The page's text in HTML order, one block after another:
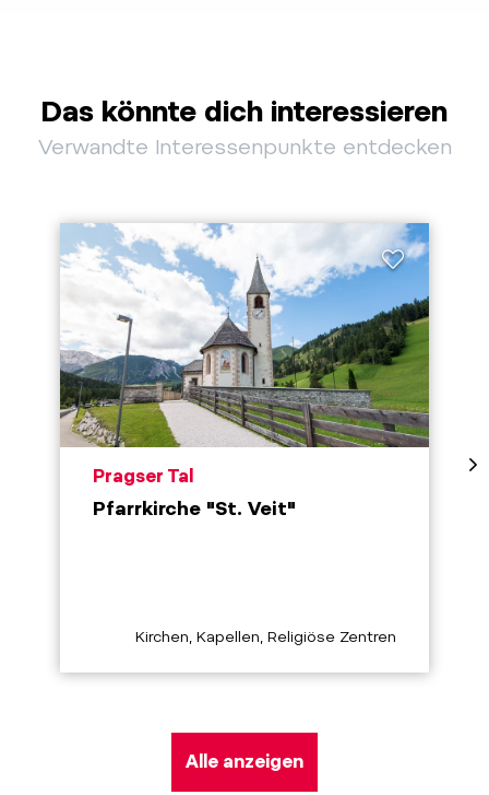
Das könnte dich interessieren
Verwandte Interessenpunkte entdecken
aria.poi_location_prefix
Pragser Tal
Pfarrkirche "St. Veit"
aria.poi_category_prefix
Kirchen, Kapellen, Religiöse Zentren
Alle anzeigen